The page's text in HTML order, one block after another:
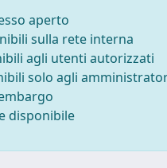
aperto
sulla rete interna
agli utenti autorizzati
solo agli
disponibile